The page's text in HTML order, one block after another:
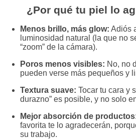
¿Por qué tu piel lo
Menos brillo, más glow: Adiós
luminosidad natural (la que no
“zoom” de la cámara).
Poros menos visibles: No, no
pueden verse más pequeños y
Textura suave: Tocar tu cara y
durazno” es posible, y no solo
Mejor absorción de
favorita te lo agradecerán,
su trabajo.